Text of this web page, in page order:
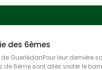
des 6èmes
GuerlédanPour leur dernière
de 6ème sont allés visiter le